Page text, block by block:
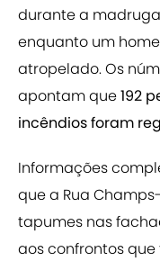
durante a
enquanto um
atropelado. Os
apontam que192
incêndios foram
Informações
que a Rua
tapumes nas
aos confrontos